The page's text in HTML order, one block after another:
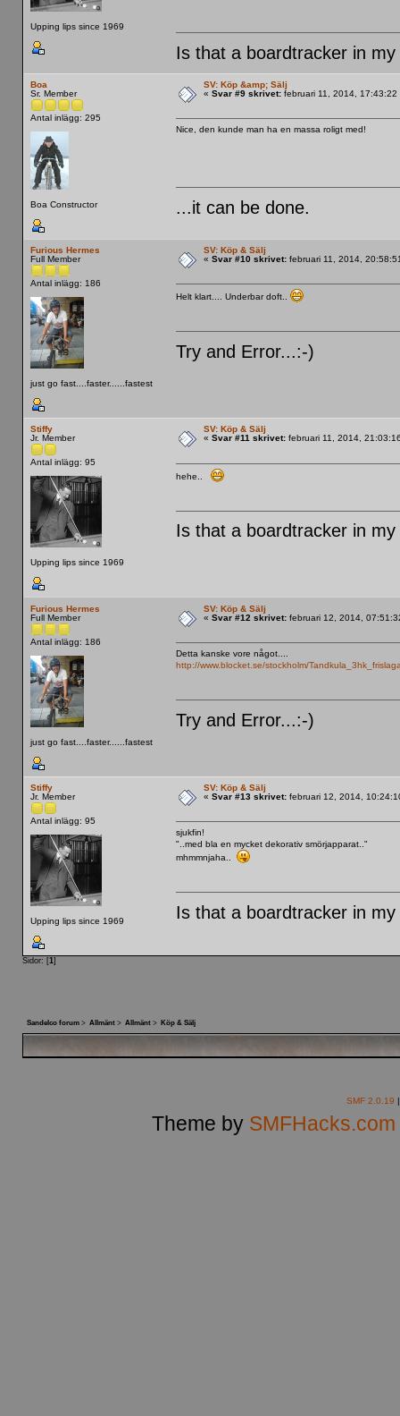
Upping lips since 1969
Is that a boardtracker in
Boa
Sr. Member
Antal inlägg: 295
Boa Constructor
SV: Köp &amp; Sälj
« Svar #9 skrivet:februari 11, 2014, 17:43:22
Nice, den kunde man ha en massa roligt med!
...it can be done.
Furious Hermes
Full Member
Antal inlägg: 186
just go fast....faster......fastest
SV: Köp & Sälj
« Svar #10 skrivet:februari 11, 2014,
Helt klart.... Underbar doft..
Try and Error...:-)
Stiffy
Jr. Member
Antal inlägg: 95
Upping lips since 1969
SV: Köp & Sälj
« Svar #11 skrivet:februari 11, 2014,
hehe..
Is that a boardtracker in
Furious Hermes
Full Member
Antal inlägg: 186
just go fast....faster......fastest
SV: Köp & Sälj
« Svar #12 skrivet:februari 12, 2014,
Detta kanske vore något....
http://www.blocket.se/stockholm/
Try and Error...:-)
Stiffy
Jr. Member
Antal inlägg: 95
Upping lips since 1969
SV: Köp & Sälj
« Svar #13 skrivet:februari 12, 2014,
sjukfin!
"..med bla en mycket dekorativ smörjapparat.."
mhmmnjaha..
Is that a boardtracker in
Sidor: [1 ]
Sandelco forum> Allmänt> Allmänt> Köp & Sälj
SMF 2.0.19
Theme by